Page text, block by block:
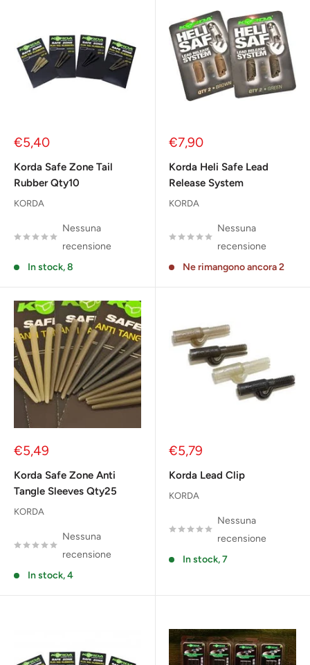
Prezzo
€5,40
Korda Safe Zone Tail
Rubber Qty10
KORDA
Nessuna
recensione
In stock, 8
Prezzo
€7,90
Korda Heli Safe Lead
Release System
KORDA
Nessuna
recensione
Ne rimangono ancora 2
Prezzo
€5,49
Korda Safe Zone Anti
Tangle Sleeves Qty25
KORDA
Nessuna
recensione
In stock, 4
Prezzo
€5,79
Korda Lead Clip
KORDA
Nessuna
recensione
In stock, 7